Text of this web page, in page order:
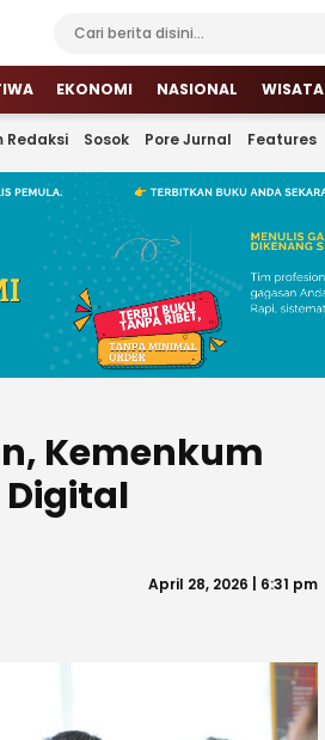
EKONOMI NASIONAL WISATA
Redaksi Sosok Pore Jurnal Features
Kemenkum
April 28, 2026 | 6:31 pm